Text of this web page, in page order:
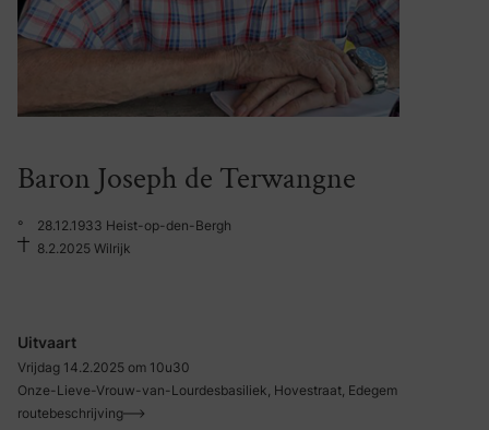
Baron Joseph de Terwangne
°
28.12.1933 Heist-op-den-Bergh
8.2.2025 Wilrijk
Uitvaart
Vrijdag 14.2.2025 om 10u30
Onze-Lieve-Vrouw-van-Lourdesbasiliek, Hovestraat, Edegem
routebeschrijving